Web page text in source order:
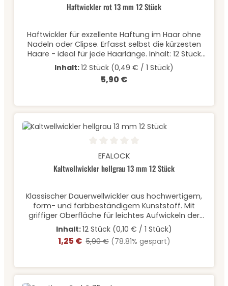
Haftwickler rot 13 mm 12 Stück
Haftwickler für exzellente Haftung im Haar ohne
Nadeln oder Clipse. Erfasst selbst die kürzesten
Haare - ideal für jede Haarlänge. Inhalt: 12 Stück
à Ø 13 mm
Inhalt:12 Stück (0,49 € / 1 Stück)
Regulärer Preis:
5,90 €
Durchschnittliche Bewertung von 0 von 5 Sternen
EFALOCK
Kaltwellwickler hellgrau 13 mm 12 Stück
Klassischer Dauerwellwickler aus hochwertigem,
form- und farbbeständigem Kunststoff. Mit
griffiger Oberfläche für leichtes Aufwickeln der
Haare und Rundgummi zum einfachen Fixieren.
Inhalt: 12 Stück à Ø 13 mm
Inhalt:12 Stück (0,10 € / 1 Stück)
Verkaufspreis:
1,25 € Regulärer Preis:
5,90 € (78.81% gespart)